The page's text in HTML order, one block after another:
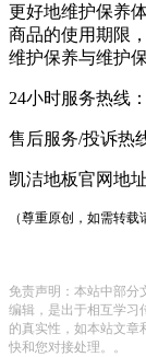
更好地维护保养
商品的使用期限
维护保养与维护保
24小时服务热线：
售后服务/投诉热
凯洁地板官网地址
（尊重原创，如需转载
免责声明：本站中部分
编辑，是出于相互学习
的真实性，如本站文章
快和您对接处理。。